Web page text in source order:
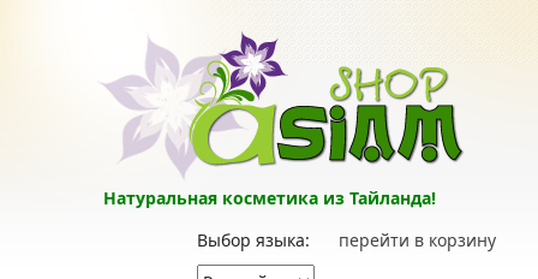
Натуральная косметика из Тайланда!
перейти в корзину
Выбор языка: